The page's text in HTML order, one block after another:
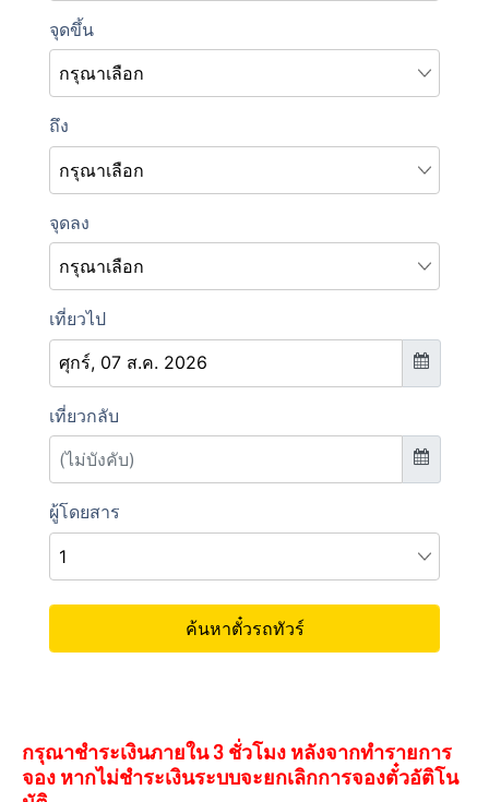
กรุณาชำระเงินภายใน 3 ชั่วโมง หลังจากทำรายการ
จอง หากไม่ชำระเงินระบบจะยกเลิกการจองตั๋วอัติโน